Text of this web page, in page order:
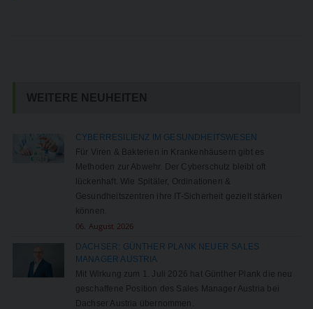
WEITERE NEUHEITEN
CYBERRESILIENZ IM GESUNDHEITSWESEN
Für Viren & Bakterien in Krankenhäusern gibt es
Methoden zur Abwehr. Der Cyberschutz bleibt oft
lückenhaft. Wie Spitäler, Ordinationen &
Gesundheitszentren ihre IT-Sicherheit gezielt stärken
können.
06. August 2026
DACHSER: GÜNTHER PLANK NEUER SALES
MANAGER AUSTRIA
Mit Wirkung zum 1. Juli 2026 hat Günther Plank die neu
geschaffene Position des Sales Manager Austria bei
Dachser Austria übernommen.